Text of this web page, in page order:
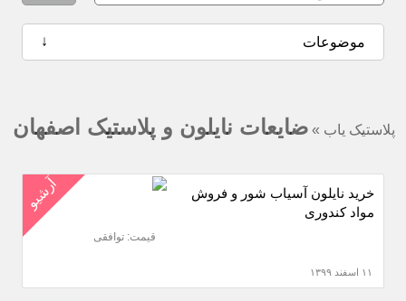
↓ موضوعات
پلاستیک یاب » ضایعات نایلون و پلاستیک اصفهان
آرشیو
خرید نایلون آسیاب شور و فروش
مواد کندوری
۱۱ اسفند ۱۳۹۹
قیمت: توافقی